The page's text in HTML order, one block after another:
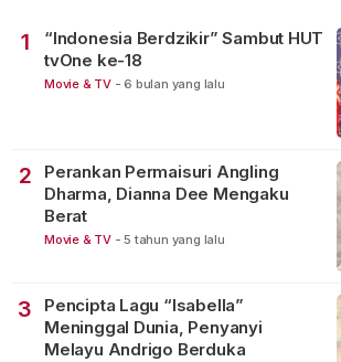
1
“Indonesia Berdzikir” Sambut HUT
tvOne ke-18
Movie & TV - 6 bulan yang lalu
2
Perankan Permaisuri Angling
Dharma, Dianna Dee Mengaku
Berat
Movie & TV - 5 tahun yang lalu
3
Pencipta Lagu “Isabella”
Meninggal Dunia, Penyanyi
Melayu Andrigo Berduka